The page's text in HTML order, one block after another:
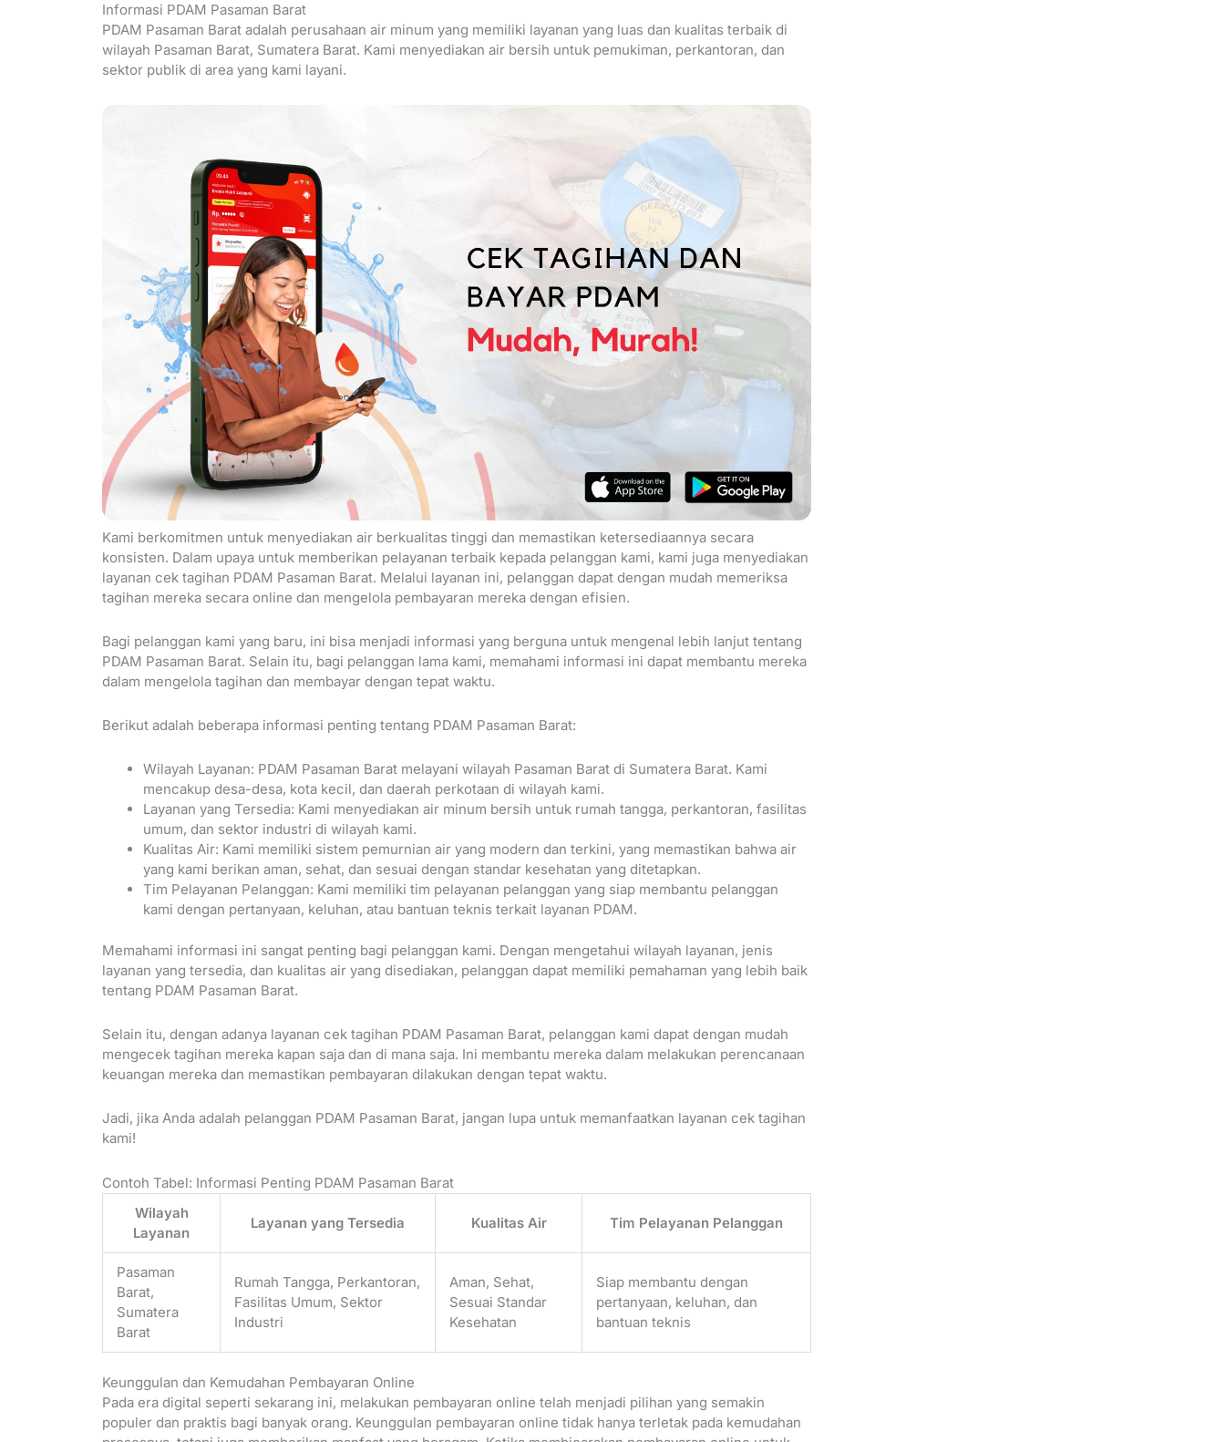
Informasi PDAM Pasaman Barat
PDAM Pasaman Barat adalah perusahaan air minum yang memiliki layanan yang luas dan kualitas terbaik di
wilayah Pasaman Barat, Sumatera Barat. Kami menyediakan air bersih untuk pemukiman, perkantoran, dan
sektor publik di area yang kami layani.
Kami berkomitmen untuk menyediakan air berkualitas tinggi dan memastikan ketersediaannya secara
konsisten. Dalam upaya untuk memberikan pelayanan terbaik kepada pelanggan kami, kami juga menyediakan
layanan cek tagihan PDAM Pasaman Barat. Melalui layanan ini, pelanggan dapat dengan mudah memeriksa
tagihan mereka secara online dan mengelola pembayaran mereka dengan efisien.
Bagi pelanggan kami yang baru, ini bisa menjadi informasi yang berguna untuk mengenal lebih lanjut tentang
PDAM Pasaman Barat. Selain itu, bagi pelanggan lama kami, memahami informasi ini dapat membantu mereka
dalam mengelola tagihan dan membayar dengan tepat waktu.
Berikut adalah beberapa informasi penting tentang PDAM Pasaman Barat:
Wilayah Layanan: PDAM Pasaman Barat melayani wilayah Pasaman Barat di Sumatera Barat. Kami
mencakup desa-desa, kota kecil, dan daerah perkotaan di wilayah kami.
Layanan yang Tersedia: Kami menyediakan air minum bersih untuk rumah tangga, perkantoran, fasilitas
umum, dan sektor industri di wilayah kami.
Kualitas Air: Kami memiliki sistem pemurnian air yang modern dan terkini, yang memastikan bahwa air
yang kami berikan aman, sehat, dan sesuai dengan standar kesehatan yang ditetapkan.
Tim Pelayanan Pelanggan: Kami memiliki tim pelayanan pelanggan yang siap membantu pelanggan
kami dengan pertanyaan, keluhan, atau bantuan teknis terkait layanan PDAM.
Memahami informasi ini sangat penting bagi pelanggan kami. Dengan mengetahui wilayah layanan, jenis
layanan yang tersedia, dan kualitas air yang disediakan, pelanggan dapat memiliki pemahaman yang lebih baik
tentang PDAM Pasaman Barat.
Selain itu, dengan adanya layanan cek tagihan PDAM Pasaman Barat, pelanggan kami dapat dengan mudah
mengecek tagihan mereka kapan saja dan di mana saja. Ini membantu mereka dalam melakukan perencanaan
keuangan mereka dan memastikan pembayaran dilakukan dengan tepat waktu.
Jadi, jika Anda adalah pelanggan PDAM Pasaman Barat, jangan lupa untuk memanfaatkan layanan cek tagihan
kami!
Contoh Tabel: Informasi Penting PDAM Pasaman Barat
Wilayah
Layanan
Layanan yang Tersedia Kualitas Air Tim Pelayanan Pelanggan
Pasaman
Barat,
Sumatera
Barat
Rumah Tangga, Perkantoran,
Fasilitas Umum, Sektor
Industri
Aman, Sehat,
Sesuai Standar
Kesehatan
Siap membantu dengan
pertanyaan, keluhan, dan
bantuan teknis
Keunggulan dan Kemudahan Pembayaran Online
Pada era digital seperti sekarang ini, melakukan pembayaran online telah menjadi pilihan yang semakin
populer dan praktis bagi banyak orang. Keunggulan pembayaran online tidak hanya terletak pada kemudahan